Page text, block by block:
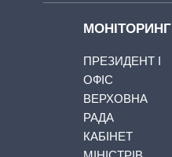
МОНІТОРИНГ
ПРЕЗИДЕНТ І
ОФІС
ВЕРХОВНА
РАДА
КАБІНЕТ